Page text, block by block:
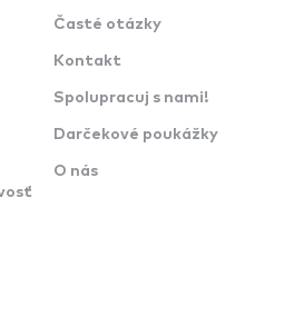
Časté otázky
Kontakt
Spolupracuj s nami!
Darčekové poukážky
O nás